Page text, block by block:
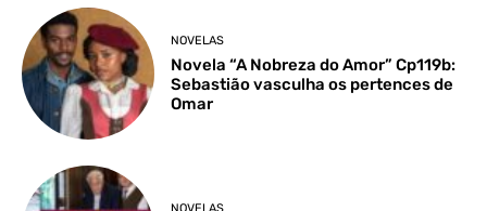
NOVELAS
Novela “A Nobreza do Amor” Cp119b:
Sebastião vasculha os pertences de
Omar